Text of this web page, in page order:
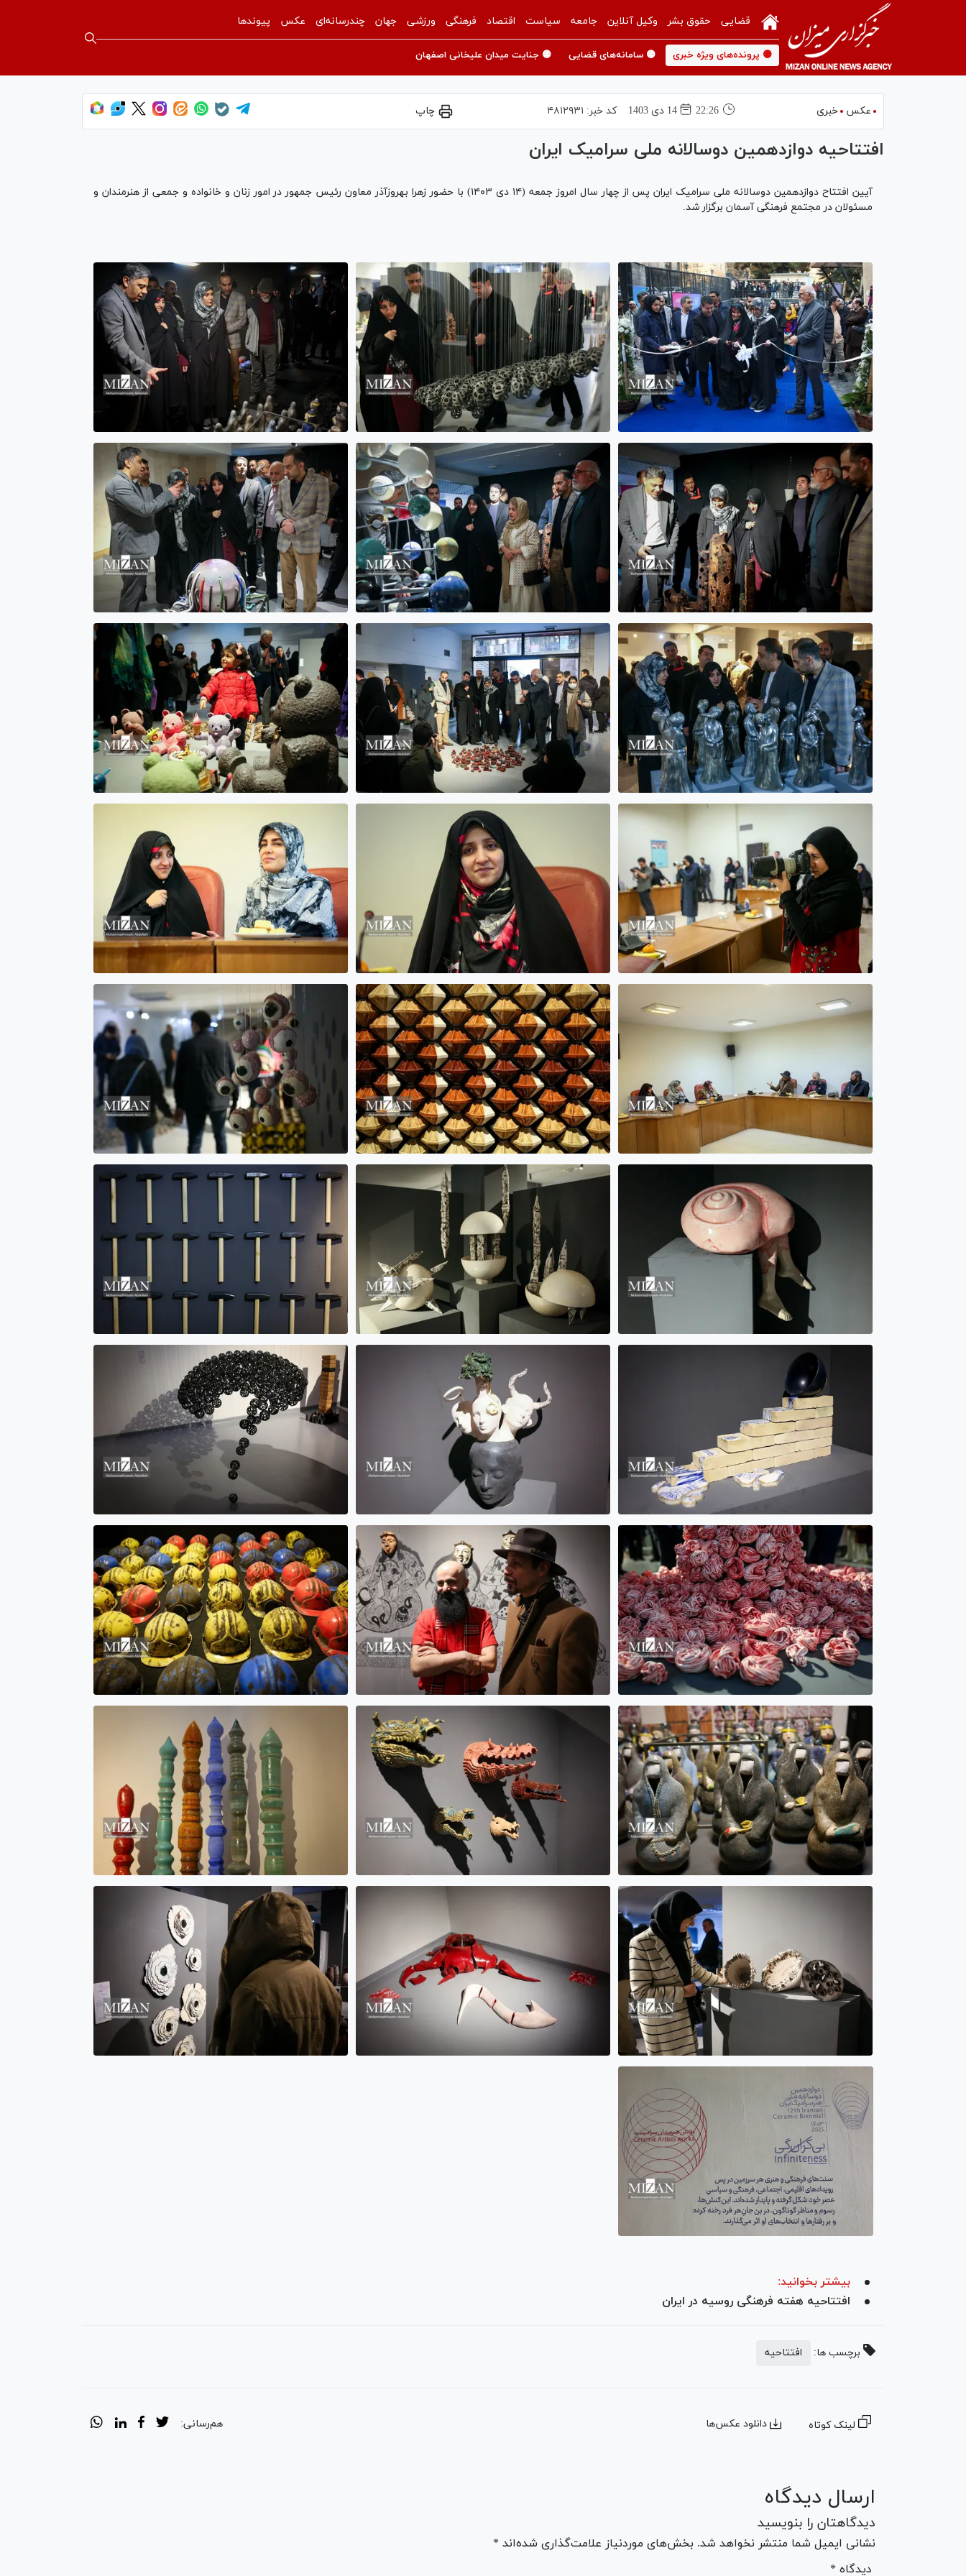
قضایی حقوق بشر وکیل آنلاین جامعه سیاست اقتصاد فرهنگی ورزشی جهان چندرسانه‌ای عکس پیوندها
🟡 پرونده‌های ویژه خبری 🟡 سامانه‌های قضایی 🟡 جنایت میدان علیخانی اصفهان
عکس خبری 22:26 14 دی 1403 کد خبر: ۴۸۱۲۹۳۱ چاپ
افتتاحیه دوازدهمین دوسالانه ملی سرامیک ایران
آیین افتتاح دوازدهمین دوسالانه ملی سرامیک ایران پس از چهار سال امروز جمعه (١۴ دی ۱۴۰۳) با حضور زهرا بهروزآذر معاون رئیس جمهور در امور زنان و خانواده و جمعی از هنرمندان و
مسئولان در مجتمع فرهنگی آسمان برگزار شد.
بیشتر بخوانید:
افتتاحیه هفته فرهنگی روسیه در ایران
برچسب ها: افتتاحیه
لینک کوتاه دانلود عکس‌ها هم‌رسانی:
ارسال دیدگاه
دیدگاهتان را بنویسید
نشانی ایمیل شما منتشر نخواهد شد. بخش‌های موردنیاز علامت‌گذاری شده‌اند *
* دیدگاه